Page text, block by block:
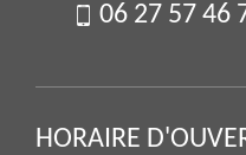
06 27 57 46
HORAIRE